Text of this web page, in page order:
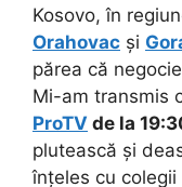
Kosovo, în
Orahovac și
părea că
Mi-am transmis
ProTV de la
plutească și
înțeles cu